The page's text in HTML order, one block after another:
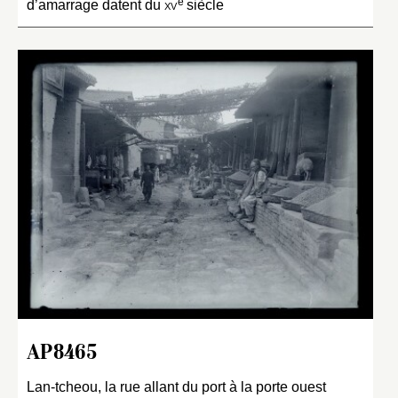
d’amarrage datent du xv siècle
AP8465
Lan-tcheou, la rue allant du port à la porte ouest